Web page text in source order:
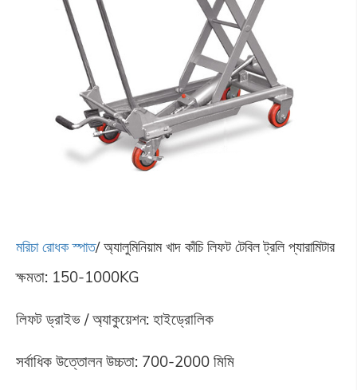
মরিচা রোধক স্পাত/ অ্যালুমিনিয়াম খাদ কাঁচি লিফট টেবিল ট্রলিপ্যারামিটার
ক্ষমতা: 150-1000KG
লিফট ড্রাইভ / অ্যাকুয়েশন: হাইড্রোলিক
সর্বাধিক উত্তোলন উচ্চতা: 700-2000 মিমি